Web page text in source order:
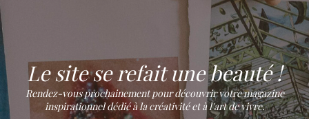
Le site se refait une beauté !
Rendez-vous prochainement pour découvrir votre magazine
inspirationnel dédié à la créativité et à l'art de vivre.